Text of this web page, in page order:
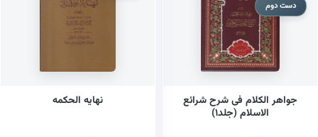
دست دوم
جواهر الکلام فی شرح شرائع
الاسلام (جلد۱)
نهایه الحکمه